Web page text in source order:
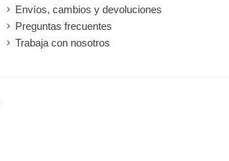
Envíos, cambios y devoluciones
Preguntas frecuentes
Trabaja con nosotros